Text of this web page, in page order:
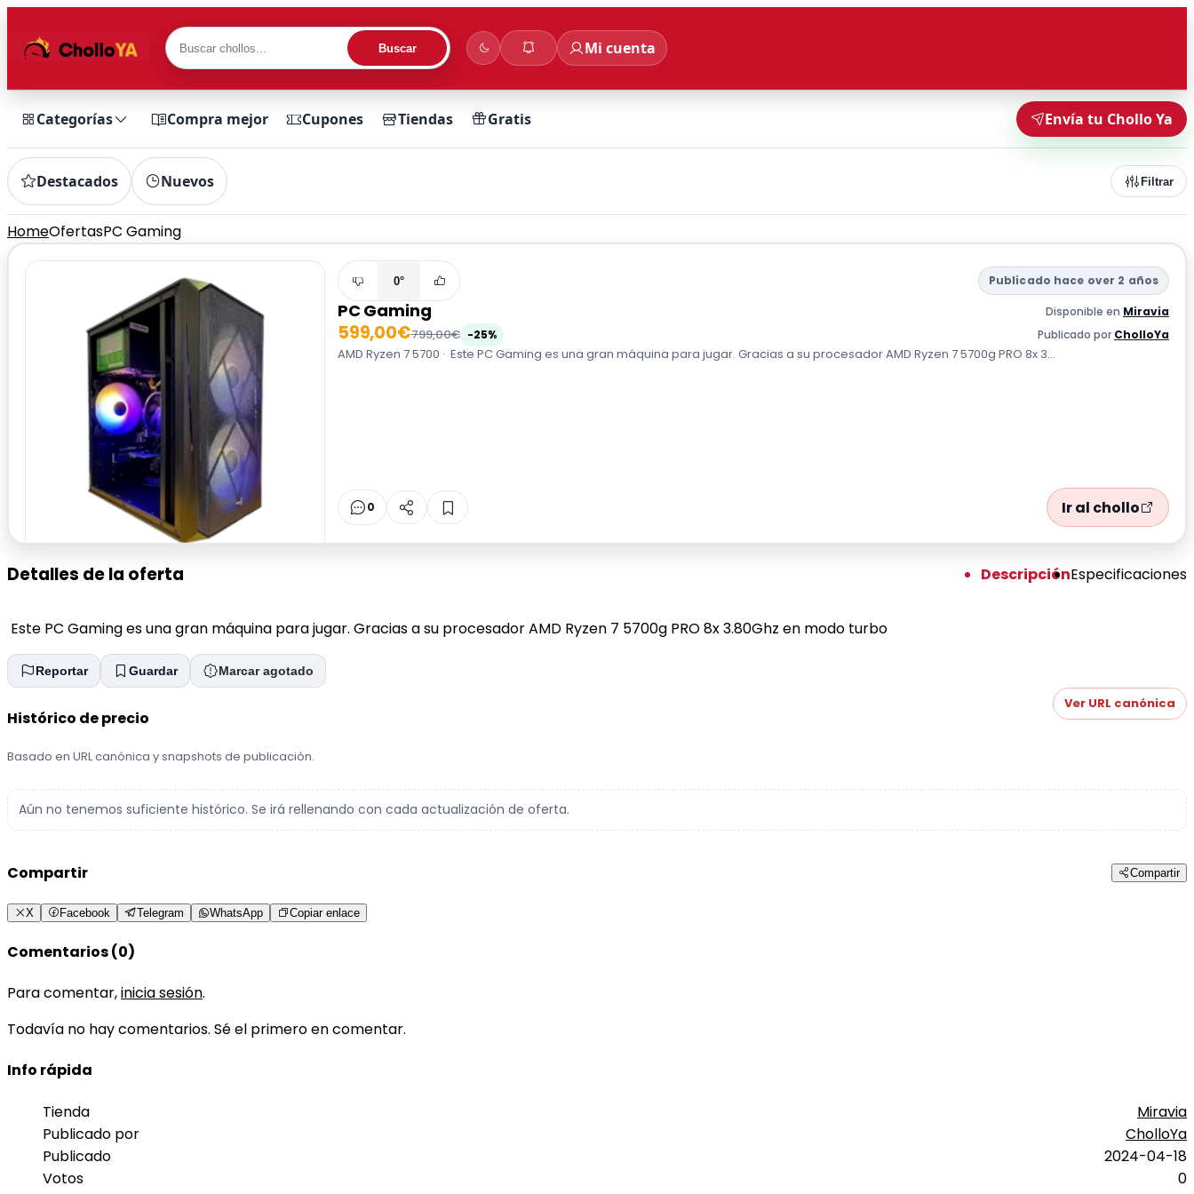
Buscar Mi cuenta
Categorías Compra mejor Cupones Tiendas Gratis Envía tu Chollo Ya
Destacados Nuevos Filtrar
HomeOfertasPC Gaming
0° Publicado hace over 2 años
PC Gaming Disponible en Miravia
599,00€799,00€ -25% Publicado por CholloYa
AMD Ryzen 7 5700 · Este PC Gaming es una gran máquina para jugar. Gracias a su procesador AMD Ryzen 7 5700g PRO 8x 3...
0 Ir al chollo
Detalles de la oferta DescripciónEspecificaciones
Este PC Gaming es una gran máquina para jugar. Gracias a su procesador AMD Ryzen 7 5700g PRO 8x 3.80Ghz en modo turbo
Reportar Guardar Marcar agotado
Histórico de precio
Basado en URL canónica y snapshots de publicación.
Ver URL canónica
Aún no tenemos suficiente histórico. Se irá rellenando con cada actualización de oferta.
Compartir Compartir
X Facebook Telegram WhatsApp Copiar enlace
Comentarios (0)
Para comentar,inicia sesión.
Todavía no hay comentarios. Sé el primero en comentar.
Info rápida
Tienda
Miravia
Publicado por
CholloYa
Publicado
2024-04-18
Votos
0